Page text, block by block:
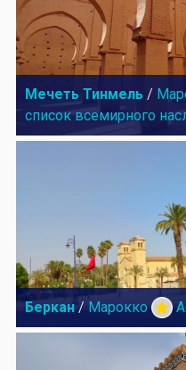
Мечеть Тинмель /
список всемирного
Беркан / Марокко